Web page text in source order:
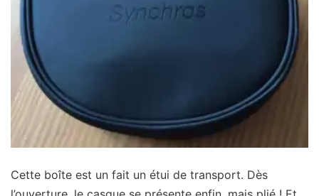
Cette boîte est un fait un étui de transport. Dès